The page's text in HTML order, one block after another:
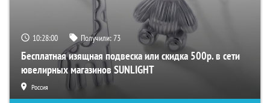
10:27:59 Получили:73
Бесплатная изящная подвеска или скидка 500р. в сети
ювелирных магазинов SUNLIGHT
Россия